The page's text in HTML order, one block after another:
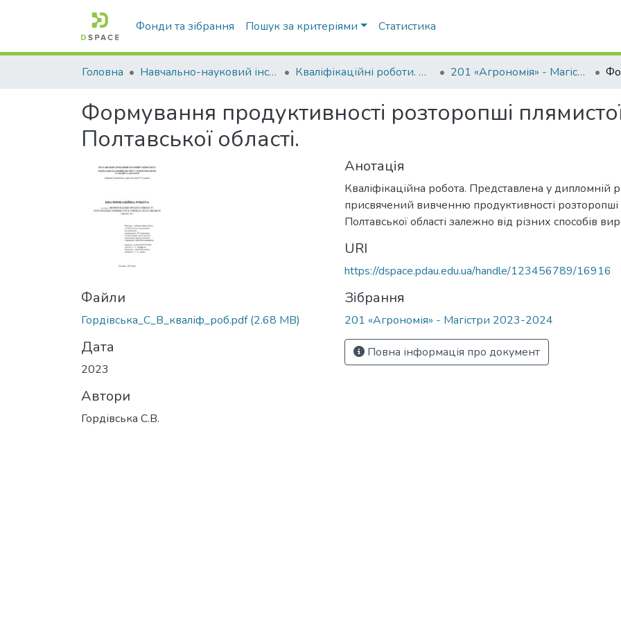
Фонди та зібрання Пошук за критеріями Статистика
Головна Навчально-науковий інститут агротехнологій, селекції та екології Кваліфікаційні роботи. ННІ агротехнологій, селекції та екології 201 «Агрономія» - Магістри 2023-2024
Формування продуктивності розторопші
Полтавської області.
Файли
Гордівська_С_В_кваліф_роб.pdf(2.68 MB)
Дата
2023
Автори
Гордівська С.В.
Анотація
Кваліфікаційна робота. Представлена у дипломній
присвячений вивченню продуктивності
Полтавської області залежно від різних способів
URI
https://dspace.pdau.edu.ua/handle/123456789/16916
Зібрання
201 «Агрономія» - Магістри 2023-2024
Повна інформація про документ